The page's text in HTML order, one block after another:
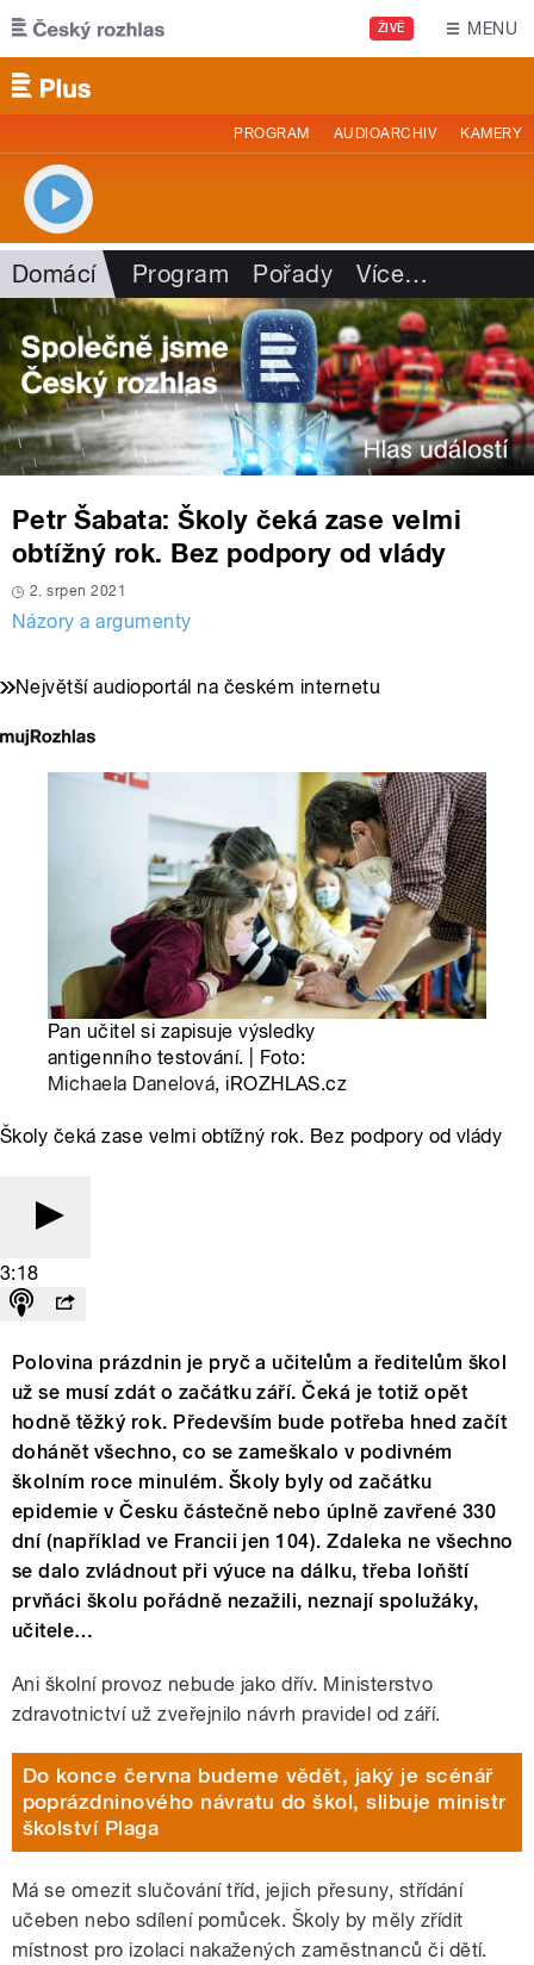
Přejít k hlavnímu obsahu
ŽIVĚ MENU
PROGRAM AUDIOARCHIV KAMERY
Domácí Program Pořady Více…
Petr Šabata: Školy čeká zase velmi
obtížný rok. Bez podpory od vlády
2. srpen 2021
Názory a argumenty
Největší audioportál na českém internetu
Pan učitel si zapisuje výsledky
antigenního testování. | Foto:
Michaela Danelová, iROZHLAS.cz
Školy čeká zase velmi obtížný rok. Bez podpory od vlády
3:18
Polovina prázdnin je pryč a učitelům a ředitelům škol
už se musí zdát o začátku září. Čeká je totiž opět
hodně těžký rok. Především bude potřeba hned začít
dohánět všechno, co se zameškalo v podivném
školním roce minulém. Školy byly od začátku
epidemie v Česku částečně nebo úplně zavřené 330
dní (například ve Francii jen 104). Zdaleka ne všechno
se dalo zvládnout při výuce na dálku, třeba loňští
prvňáci školu pořádně nezažili, neznají spolužáky,
učitele…
Ani školní provoz nebude jako dřív. Ministerstvo
zdravotnictví už zveřejnilo návrh pravidel od září.
Do konce června budeme vědět, jaký je scénář
poprázdninového návratu do škol, slibuje ministr
školství Plaga
Má se omezit slučování tříd, jejich přesuny, střídání
učeben nebo sdílení pomůcek. Školy by měly zřídit
místnost pro izolaci nakažených zaměstnanců či dětí.